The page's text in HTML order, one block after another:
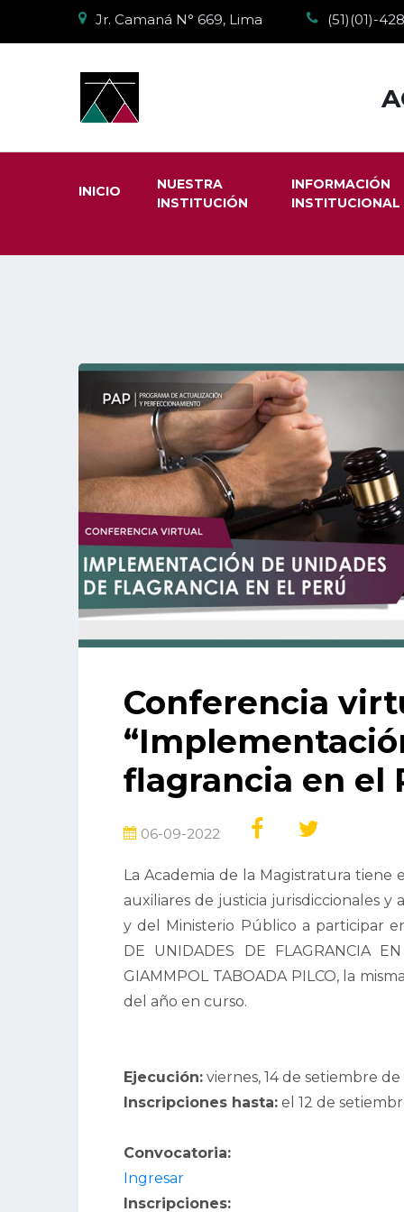
Jr. Camaná N° 669, Lima (51)(01)-
INICIO
NUESTRA
INSTITUCIÓN
INFORMACIÓN
INSTITUCIONAL
Conferencia
flagrancia en el
06-09-2022
La Academia de la Magistratura tiene
auxiliares de justicia jurisdiccionales y
y del Ministerio Público a participar
DE UNIDADES DE FLAGRANCIA
GIAMMPOL TABOADA PILCO, la
del año en curso.
Ejecución: viernes, 14 de setiembre
Inscripciones hasta: el 12 de
Convocatoria:
Ingresar
Inscripciones: